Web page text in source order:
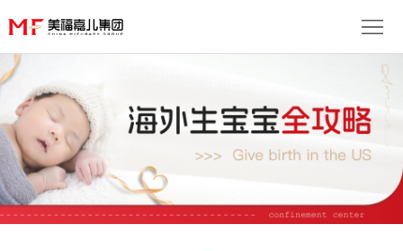
子
优
势
服
务
流
月
子
成